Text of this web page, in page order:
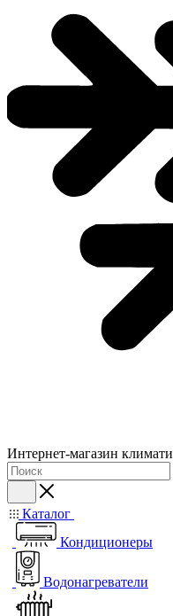
Интернет-магазин
Каталог
Кондиционеры
Водонагреватели